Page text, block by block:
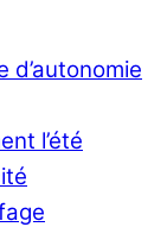
l’été